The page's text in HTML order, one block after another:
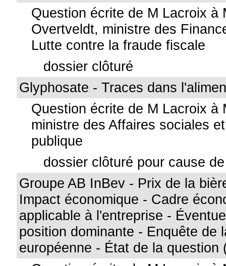
Question écrite de M Lacroix à
Overtveldt, ministre des
Lutte contre la fraude fiscale
dossier clôturé
Glyphosate - Traces dans
Question écrite de M Lacroix à
ministre des Affaires sociales
publique
dossier clôturé pour cause
Groupe AB InBev - Prix de la
Impact économique - Cadre
applicable à l'entreprise -
position dominante - Enquête de
européenne - État de la question